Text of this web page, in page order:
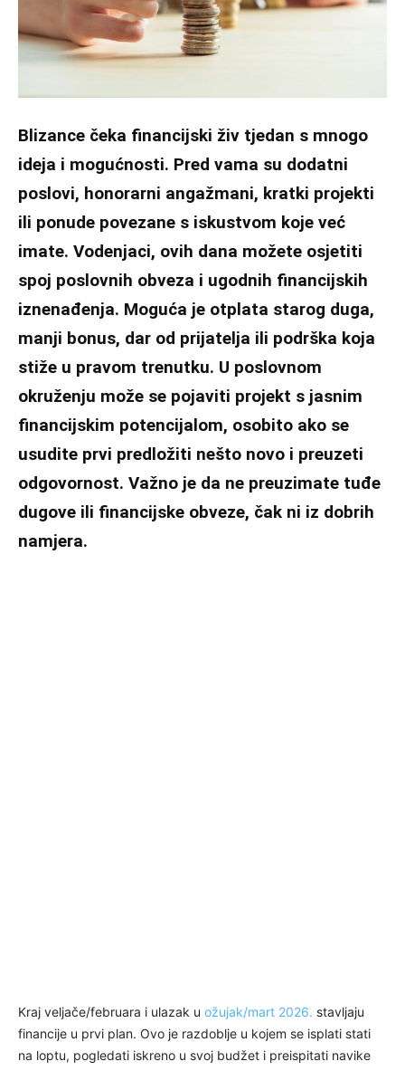
Blizance čeka financijski živ tjedan s mnogo
ideja i mogućnosti. Pred vama su dodatni
poslovi, honorarni angažmani, kratki projekti
ili ponude povezane s iskustvom koje već
imate. Vodenjaci, ovih dana možete osjetiti
spoj poslovnih obveza i ugodnih financijskih
iznenađenja. Moguća je otplata starog duga,
manji bonus, dar od prijatelja ili podrška koja
stiže u pravom trenutku. U poslovnom
okruženju može se pojaviti projekt s jasnim
financijskim potencijalom, osobito ako se
usudite prvi predložiti nešto novo i preuzeti
odgovornost. Važno je da ne preuzimate tuđe
dugove ili financijske obveze, čak ni iz dobrih
namjera.
Kraj veljače/februara i ulazak u ožujak/mart 2026. stavljaju
financije u prvi plan. Ovo je razdoblje u kojem se isplati stati
na loptu, pogledati iskreno u svoj budžet i preispitati navike